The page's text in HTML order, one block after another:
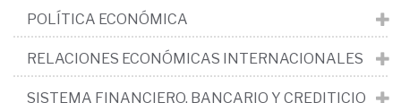
POLÍTICA ECONÓMICA
RELACIONES ECONÓMICAS INTERNACIONALES
SISTEMA FINANCIERO, BANCARIO Y CREDITICIO